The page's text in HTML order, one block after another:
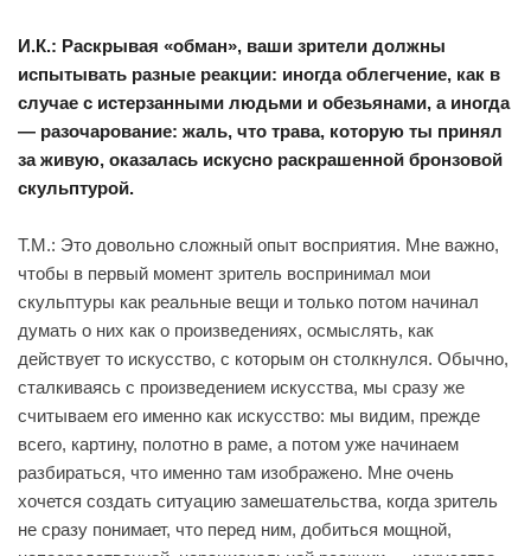
И.К.: Раскрывая «обман», ваши зрители должны
испытывать разные реакции: иногда облегчение, как в
случае с истерзанными людьми и обезьянами, а иногда
— разочарование: жаль, что трава, которую ты принял
за живую, оказалась искусно раскрашенной бронзовой
скульптурой.
Т.М.: Это довольно сложный опыт восприятия. Мне важно,
чтобы в первый момент зритель воспринимал мои
скульптуры как реальные вещи и только потом начинал
думать о них как о произведениях, осмыслять, как
действует то искусство, с которым он столкнулся. Обычно,
сталкиваясь с произведением искусства, мы сразу же
считываем его именно как искусство: мы видим, прежде
всего, картину, полотно в раме, а потом уже начинаем
разбираться, что именно там изображено. Мне очень
хочется создать ситуацию замешательства, когда зритель
не сразу понимает, что перед ним, добиться мощной,